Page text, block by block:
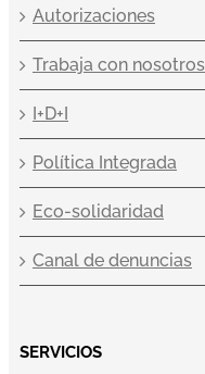
Autorizaciones
Trabaja con nosotros
I+D+I
Política Integrada
Eco-solidaridad
Canal de denuncias
SERVICIOS